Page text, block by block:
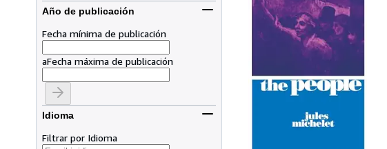
Año de publicación
Fecha mínima de publicación
aFecha máxima de publicación
Idioma
Filtrar por Idioma